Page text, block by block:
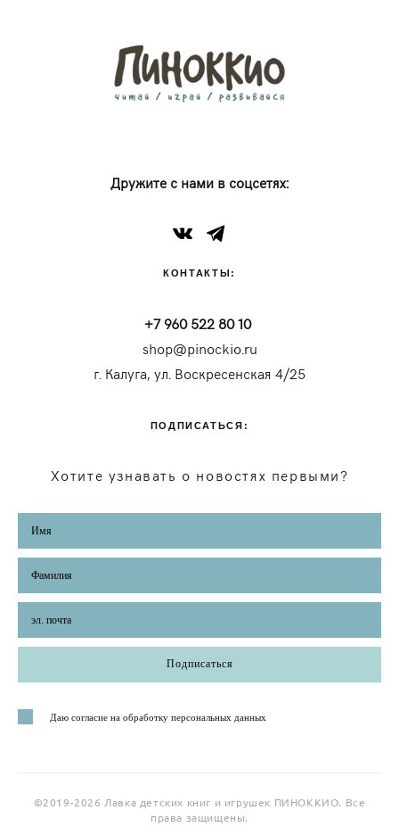
Дружите с нами в соцсетях:
КОНТАКТЫ:
+7 960 522 80 10
shop@pinockio.ru
г. Калуга, ул. Воскресенская 4/25
ПОДПИСАТЬСЯ:
Хотите узнавать о новостях первыми?
Подписаться
Даю согласие на обработку персональных данных
©2019-2026 Лавка детских книг и игрушек ПИНОККИО. Все
права защищены.